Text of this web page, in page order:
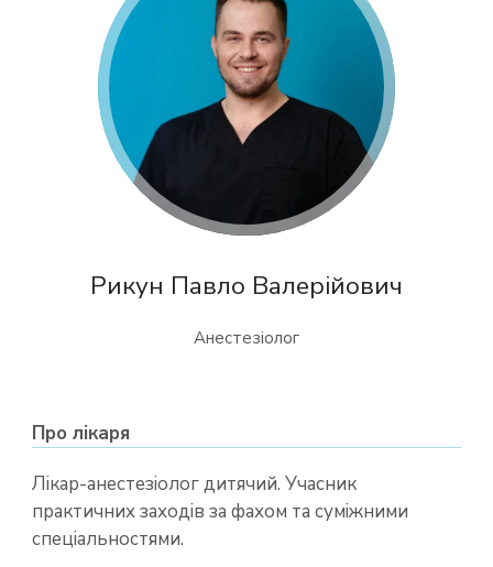
Про лікаря
Лікар-анестезіолог дитячий. Учасник
практичних заходів за фахом та суміжними
спеціальностями.
Рикун Павло Валерійович
Анестезіолог